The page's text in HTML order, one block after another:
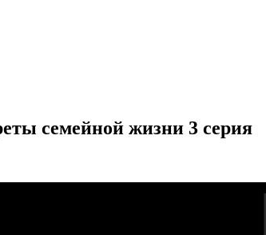
семейной жизни 3 серия